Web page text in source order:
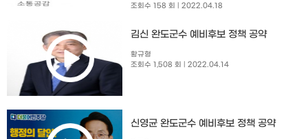
조회수 158 회
| 2022.04.18
김신 완도군수 예비후보 정책 공약
황규형
조회수 1,508 회
| 2022.04.14
신영균 완도군수 예비후보 정책 공약